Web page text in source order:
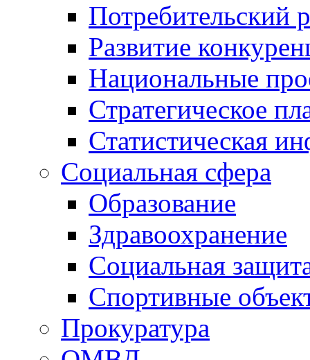
Потребительский
Развитие
Национальные
Стратегическое
Статистическая
Социальная сфера
Образование
Здравоохранение
Социальная
Спортивные
Прокуратура